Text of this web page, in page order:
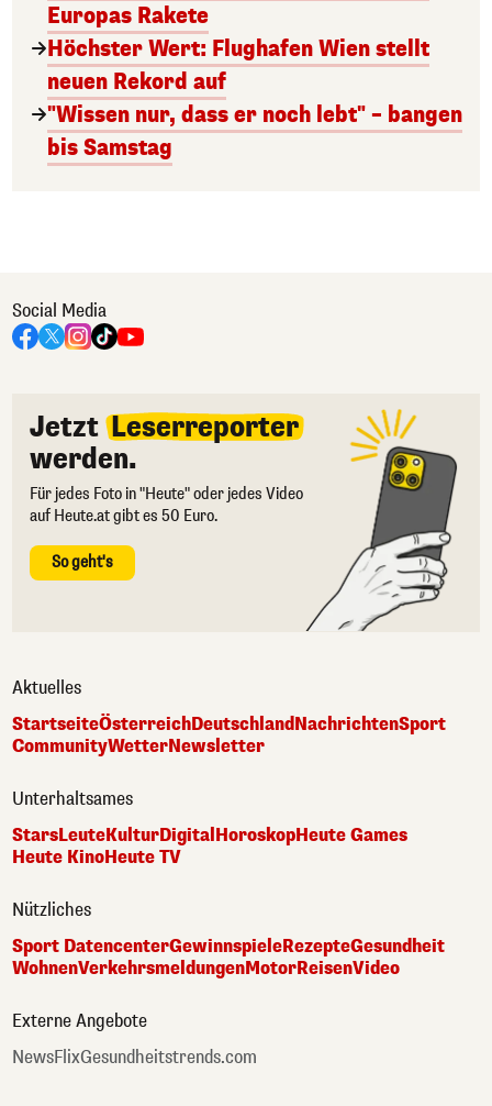
Europas Rakete
Höchster Wert: Flughafen Wien stellt
neuen Rekord auf
"Wissen nur, dass er noch lebt" – bangen
bis Samstag
Social Media
Jetzt Leserreporter
werden.
Für jedes Foto in "Heute" oder jedes Video
auf Heute.at gibt es 50 Euro.
So geht's
Aktuelles
StartseiteÖsterreichDeutschlandNachrichtenSport
CommunityWetterNewsletter
Unterhaltsames
StarsLeuteKulturDigital HoroskopHeute Games
Heute KinoHeute TV
Nützliches
Sport DatencenterGewinnspieleRezepteGesundheit
WohnenVerkehrsmeldungenMotorReisenVideo
Externe Angebote
NewsFlixGesundheitstrends.com